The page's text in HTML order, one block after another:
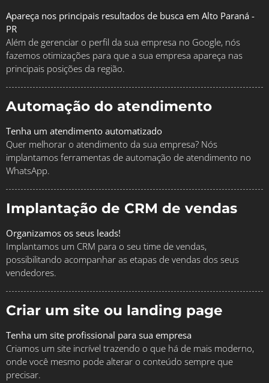
Apareça nos principais resultados de busca em Alto Paraná -
PR
Além de gerenciar o perfil da sua empresa no Google, nós
fazemos otimizações para que a sua empresa apareça nas
principais posições da região.
Automação do atendimento
Tenha um atendimento automatizado
Quer melhorar o atendimento da sua empresa? Nós
implantamos ferramentas de automação de atendimento no
WhatsApp.
Implantação de CRM de vendas
Organizamos os seus leads!
Implantamos um CRM para o seu time de vendas,
possibilitando acompanhar as etapas de vendas dos seus
vendedores.
Criar um site ou landing page
Tenha um site profissional para sua empresa
Criamos um site incrível trazendo o que há de mais moderno,
onde você mesmo pode alterar o conteúdo sempre que
precisar.